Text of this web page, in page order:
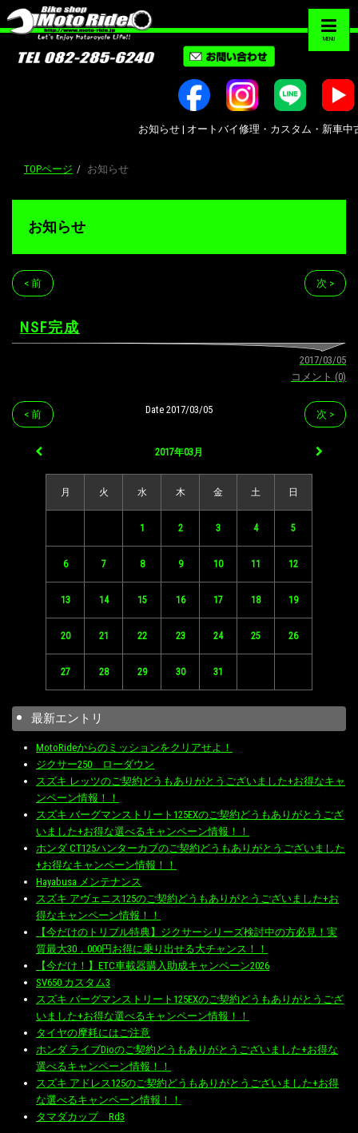
MENU
お知らせ | オートバイ修理・カスタム・新車中
TOPページ お知らせ
お知らせ
< 前 次 >
NSF完成
2017/03/05
コメント (0)
< 前 次 >
Date 2017/03/05
2017年03月
月 火 水 木 金 土 日
1 2 3 4 5
6 7 8 9 10 11 12
13 14 15 16 17 18 19
20 21 22 23 24 25 26
27 28 29 30 31
最新エントリ
MotoRideからのミッションをクリアせよ！
ジクサー250 ローダウン
スズキ レッツのご契約どうもありがとうございました+お得なキャ
ンペーン情報！！
スズキ バーグマンストリート125EXのご契約どうもありがとうござ
いました+お得な選べるキャンペーン情報！！
ホンダ CT125ハンターカブのご契約どうもありがとうございました
+お得なキャンペーン情報！！
Hayabusa メンテナンス
スズキ アヴェニス125のご契約どうもありがとうございました+お
得なキャンペーン情報！！
【今だけのトリプル特典】ジクサーシリーズ検討中の方必見！実
質最大30，000円お得に乗り出せる大チャンス！！
【今だけ！】ETC車載器購入助成キャンペーン2026
SV650 カスタム3
スズキ バーグマンストリート125EXのご契約どうもありがとうござ
いました+お得な選べるキャンペーン情報！！
タイヤの摩耗にはご注意
ホンダ ライブDioのご契約どうもありがとうございました+お得な
選べるキャンペーン情報！！
スズキ アドレス125のご契約どうもありがとうございました+お得
な選べるキャンペーン情報！！
タマダカップ Rd3